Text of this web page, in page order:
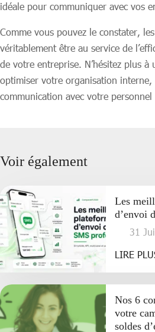
idéale pour communiquer avec vos
Comme vous pouvez le constater,
véritablement être au service de
de votre entreprise. N’hésitez plus à
optimiser votre organisation interne,
communication avec votre personnel
Voir également
Les
d’envoi
31
LIRE
Nos 6
votre
soldes